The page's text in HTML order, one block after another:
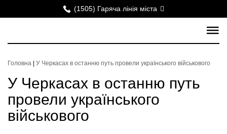
(1505) Гаряча лінія міста
Головна У Черкасах в останню путь провели українського військового
У Черкасах в останню путь
провели українського
військового